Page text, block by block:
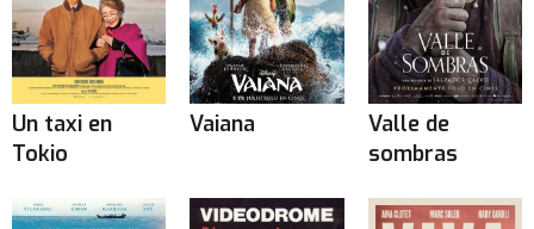
Un taxi en
Tokio
Vaiana
Valle de
sombras